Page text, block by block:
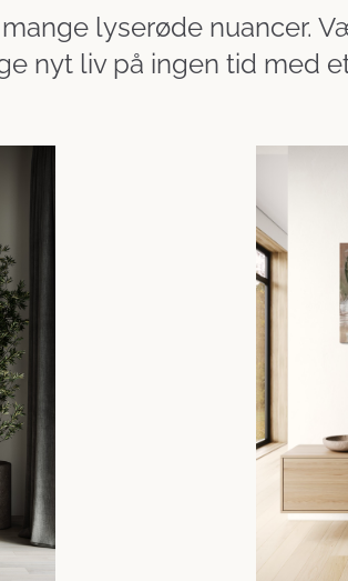
lyserøde nuancer.
nyt liv på ingen tid med